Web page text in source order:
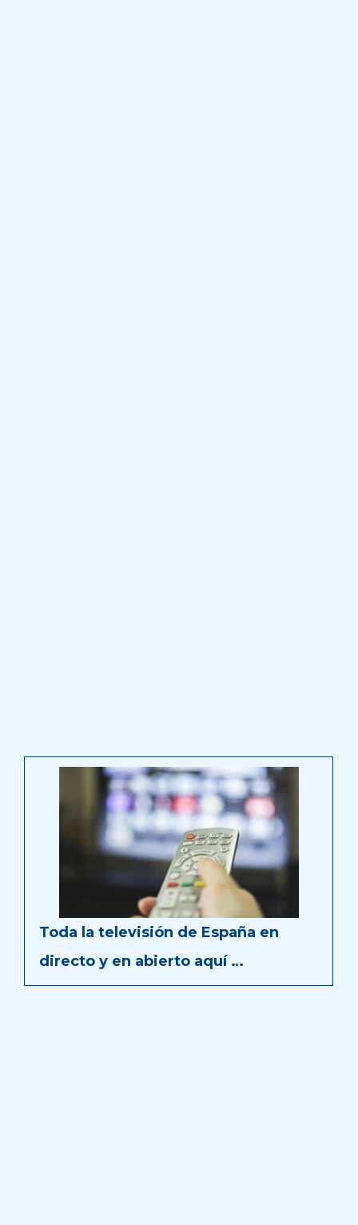
Toda la televisión de España en
directo y en abierto aquí …